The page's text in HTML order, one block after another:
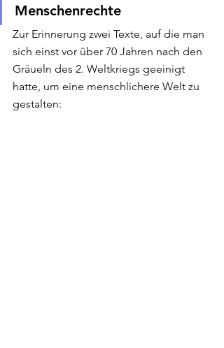
Menschenrechte
Zur Erinnerung zwei Texte, auf die man
sich einst vor über 70 Jahren nach den
Gräueln des 2. Weltkriegs geeinigt
hatte, um eine menschlichere Welt zu
gestalten: